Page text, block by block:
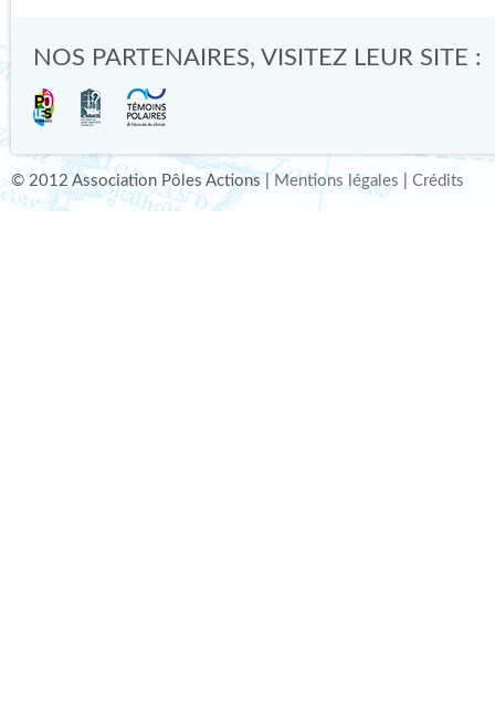
NOS PARTENAIRES, VISITEZ LEUR SITE :
© 2012 Association Pôles Actions | Mentions légales Crédits